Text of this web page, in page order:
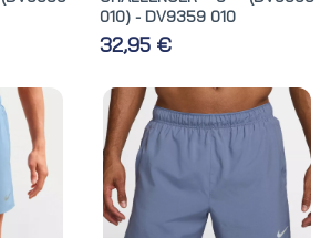
010) - DV9359 010
32,95 €